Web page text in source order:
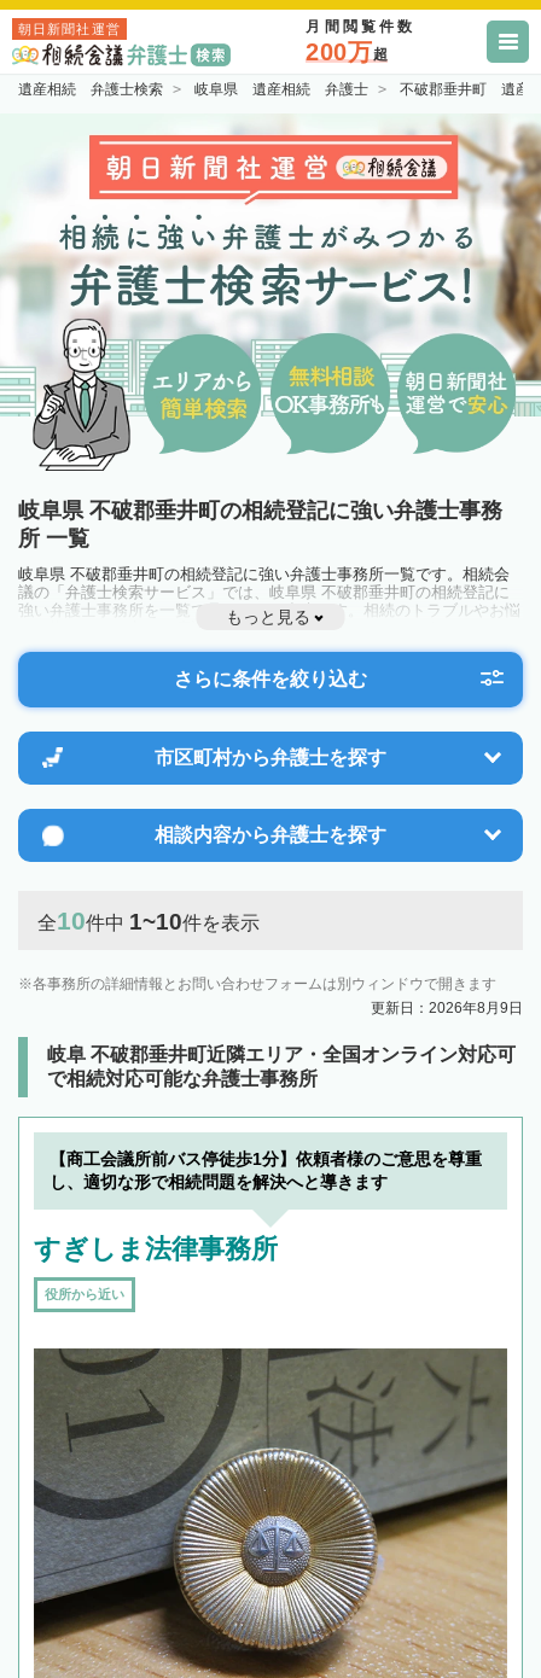
朝日新聞社運営 月間閲覧件数
200万超
遺産相続 弁護士検索 岐阜県 遺産相続 弁護士 不破郡垂井町 遺産
岐阜県 不破郡垂井町の相続登記に強い弁護士事務
所 一覧
岐阜県 不破郡垂井町の相続登記に強い弁護士事務所一覧です。相続会
議の「弁護士検索サービス」では、岐阜県 不破郡垂井町の相続登記に
強い弁護士事務所を一覧で見ることが出来ます。相続のトラブルやお悩
みを抱えている方は一度近隣の弁護士に相談してみましょう。
もっと見る
さらに条件を絞り込む
市区町村から弁護士を探す
相談内容から弁護士を探す
全10件中 1~10件を表示
各事務所の詳細情報とお問い合わせフォームは別ウィンドウで開きます
更新日：2026年8月9日
岐阜 不破郡垂井町近隣エリア・全国オンライン対応可
で相続対応可能な弁護士事務所
【商工会議所前バス停徒歩1分】依頼者様のご意思を尊重
し、適切な形で相続問題を解決へと導きます
すぎしま法律事務所
役所から近い